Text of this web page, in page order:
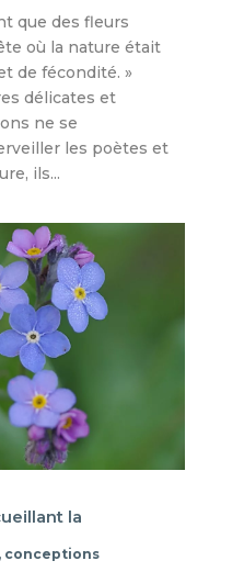
que des fleurs
où la nature était
de fécondité. »
délicates et
ne se
les poètes et
ils...
la
conceptions